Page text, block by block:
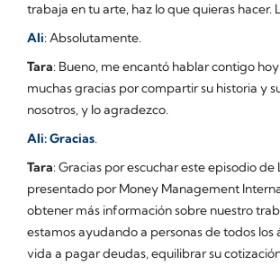
trabaja en tu arte, haz lo que quieras hacer.
Ali: Absolutamente.
Tara: Bueno, me encantó hablar contigo
muchas gracias por compartir su historia y
nosotros, y lo agradezco.
Ali: Gracias.
Tara: Gracias por escuchar este episodio de
presentado por Money Management
obtener más información sobre nuestro
estamos ayudando a personas de todos los
vida a pagar deudas, equilibrar su